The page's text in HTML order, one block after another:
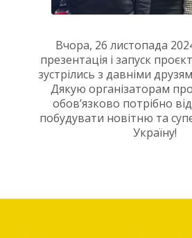
Вчора, 26 листопада
презентація і запуск
зустрілись з давніми
Дякую організаторам
обов’язково потрібно
побудувати новітню та
Україну!